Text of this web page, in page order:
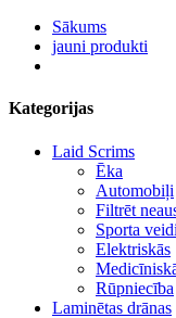
Sākums
jauni produkti
Kategorijas
Laid Scrims
Ēka
Automobiļi
Filtrēt
Sporta
Elektriskās
Rūpniecība
Laminētas drānas